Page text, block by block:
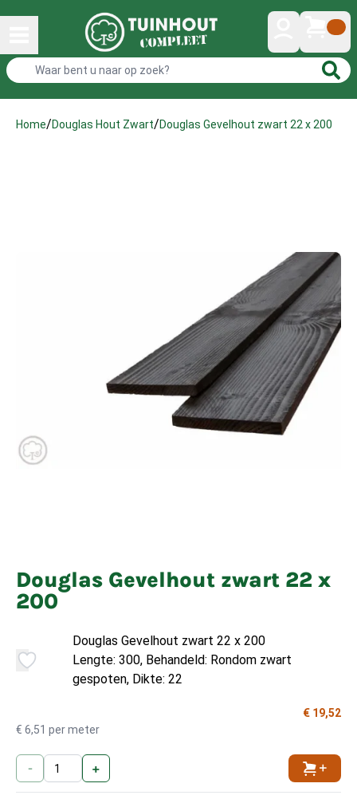
Home/Douglas Hout Zwart/Douglas Gevelhout zwart 22 x 200
Douglas Gevelhout zwart 22 x
200
Douglas Gevelhout zwart 22 x 200
Lengte: 300, Behandeld: Rondom zwart
gespoten, Dikte: 22
€ 19,52
€ 6,51 per meter
- +